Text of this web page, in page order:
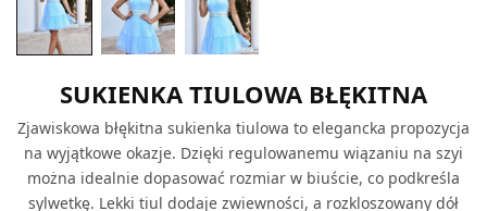
SUKIENKA TIULOWA BŁĘKITNA
Zjawiskowa błękitna sukienka tiulowa to elegancka propozycja
na wyjątkowe okazje. Dzięki regulowanemu wiązaniu na szyi
można idealnie dopasować rozmiar w biuście, co podkreśla
sylwetkę. Lekki tiul dodaje zwiewności, a rozkloszowany dół